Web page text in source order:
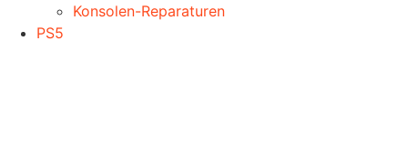
Konsolen-Reparaturen
PS5